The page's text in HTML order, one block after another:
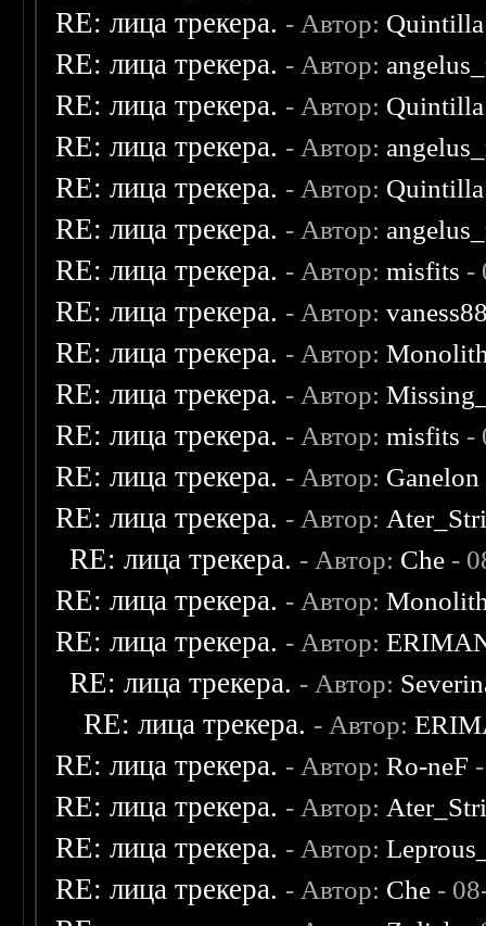
RE: лица трекера. - Автор: Quintilla
RE: лица трекера. - Автор:
RE: лица трекера. - Автор: Quintilla
RE: лица трекера. - Автор:
RE: лица трекера. - Автор: Quintilla
RE: лица трекера. - Автор:
RE: лица трекера. - Автор:misfits -
RE: лица трекера. - Автор:
RE: лица трекера. - Автор:
RE: лица трекера. - Автор:
RE: лица трекера. - Автор:misfits -
RE: лица трекера. - Автор: Ganelon
RE: лица трекера. - Автор:
RE: лица трекера. - Автор: Che -
RE: лица трекера. - Автор:
RE: лица трекера. - Автор:
RE: лица трекера. - Автор:
RE: лица трекера. - Автор:
RE: лица трекера. - Автор:Ro-neF
RE: лица трекера. - Автор:
RE: лица трекера. - Автор:
RE: лица трекера. - Автор: Che -